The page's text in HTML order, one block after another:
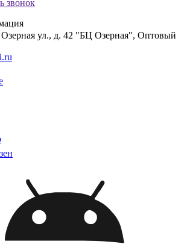
звонок
ул., д. 42 "БЦ Озерная", Оптовый